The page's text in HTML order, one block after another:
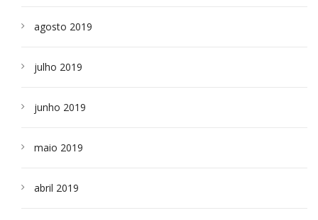
agosto 2019
julho 2019
junho 2019
maio 2019
abril 2019